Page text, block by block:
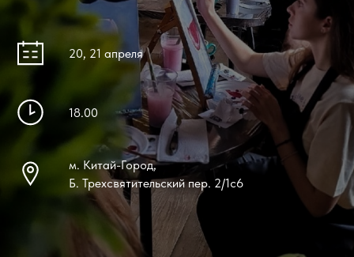
20, 21 апреля
18.00
м. Китай-Город,
Б. Трехсвятительский пер. 2/1с6